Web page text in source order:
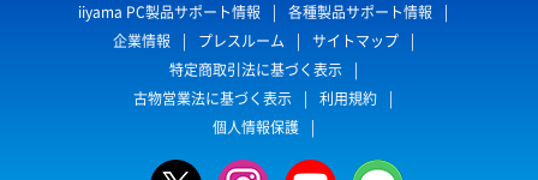
iiyama PC製品サポート情報
各種製品サポート情報
企業情報
プレスルーム
サイトマップ
特定商取引法に基づく表示
古物営業法に基づく表示
利用規約
個人情報保護